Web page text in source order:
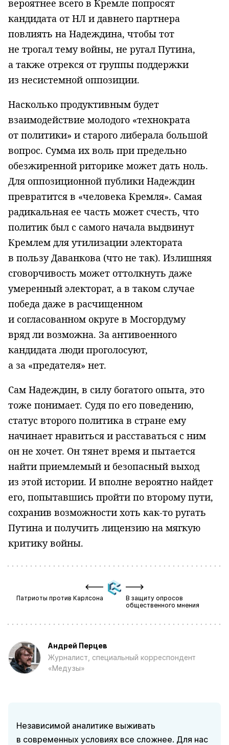
вероятнее всего в Кремле попросят
кандидата от НЛ и давнего партнера
повлиять на Надеждина, чтобы тот
не трогал тему войны, не ругал Путина,
а также отрекся от группы поддержки
из несистемной оппозиции.
Насколько продуктивным будет
взаимодействие молодого «технократа
от политики» и старого либерала большой
вопрос. Сумма их воль при предельно
обезжиренной риторике может дать ноль.
Для оппозиционной публики Надеждин
превратится в «человека Кремля». Самая
радикальная ее часть может счесть, что
политик был с самого начала выдвинут
Кремлем для утилизации электората
в пользу Даванкова (что не так). Излишняя
сговорчивость может оттолкнуть даже
умеренный электорат, а в таком случае
победа даже в расчищенном
и согласованном округе в Мосгордуму
вряд ли возможна. За антивоенного
кандидата люди проголосуют,
а за «предателя» нет.
Сам Надеждин, в силу богатого опыта, это
тоже понимает. Судя по его поведению,
статус второго политика в стране ему
начинает нравиться и расставаться с ним
он не хочет. Он тянет время и пытается
найти приемлемый и безопасный выход
из этой истории. И вполне вероятно найдет
его, попытавшись пройти по второму пути,
сохранив возможности хоть как-то ругать
Путина и получить лицензию на мягкую
критику войны.
Патриоты против Карлсона
В защиту опросов
общественного мнения
Андрей Перцев
Журналист, специальный корреспондент
«Медузы»
Независимой аналитике выживать
в современных условиях все сложнее. Для нас